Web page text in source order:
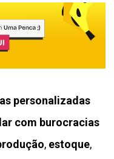
personalizadas
com burocracias
, estoque,